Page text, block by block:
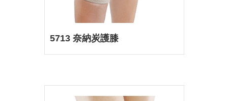
5713 奈納炭護膝